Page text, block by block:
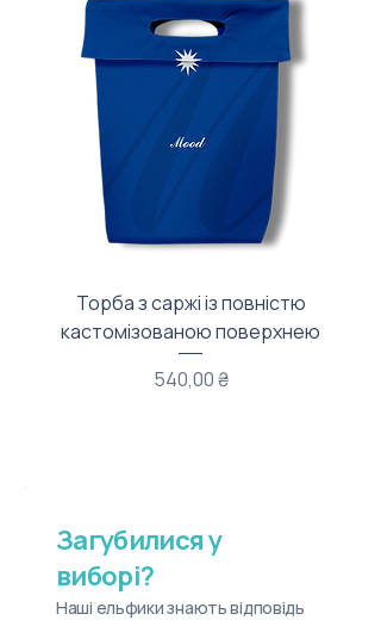
Торба з саржі із повністю
кастомізованою поверхнею
Ціна
540,00 ₴
Загубилися у
виборі?
Наші ельфики знають відповідь